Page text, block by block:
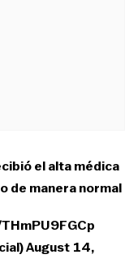
el alta médica
de manera normal
August 14,